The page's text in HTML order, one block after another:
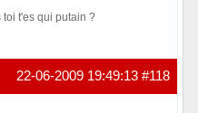
toi t'es qui putain ?
#118
22-06-2009 19:49:13